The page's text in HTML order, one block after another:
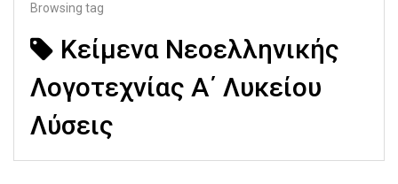
Browsing tag
Κείμενα Νεοελληνικής
Λογοτεχνίας Α΄ Λυκείου
Λύσεις